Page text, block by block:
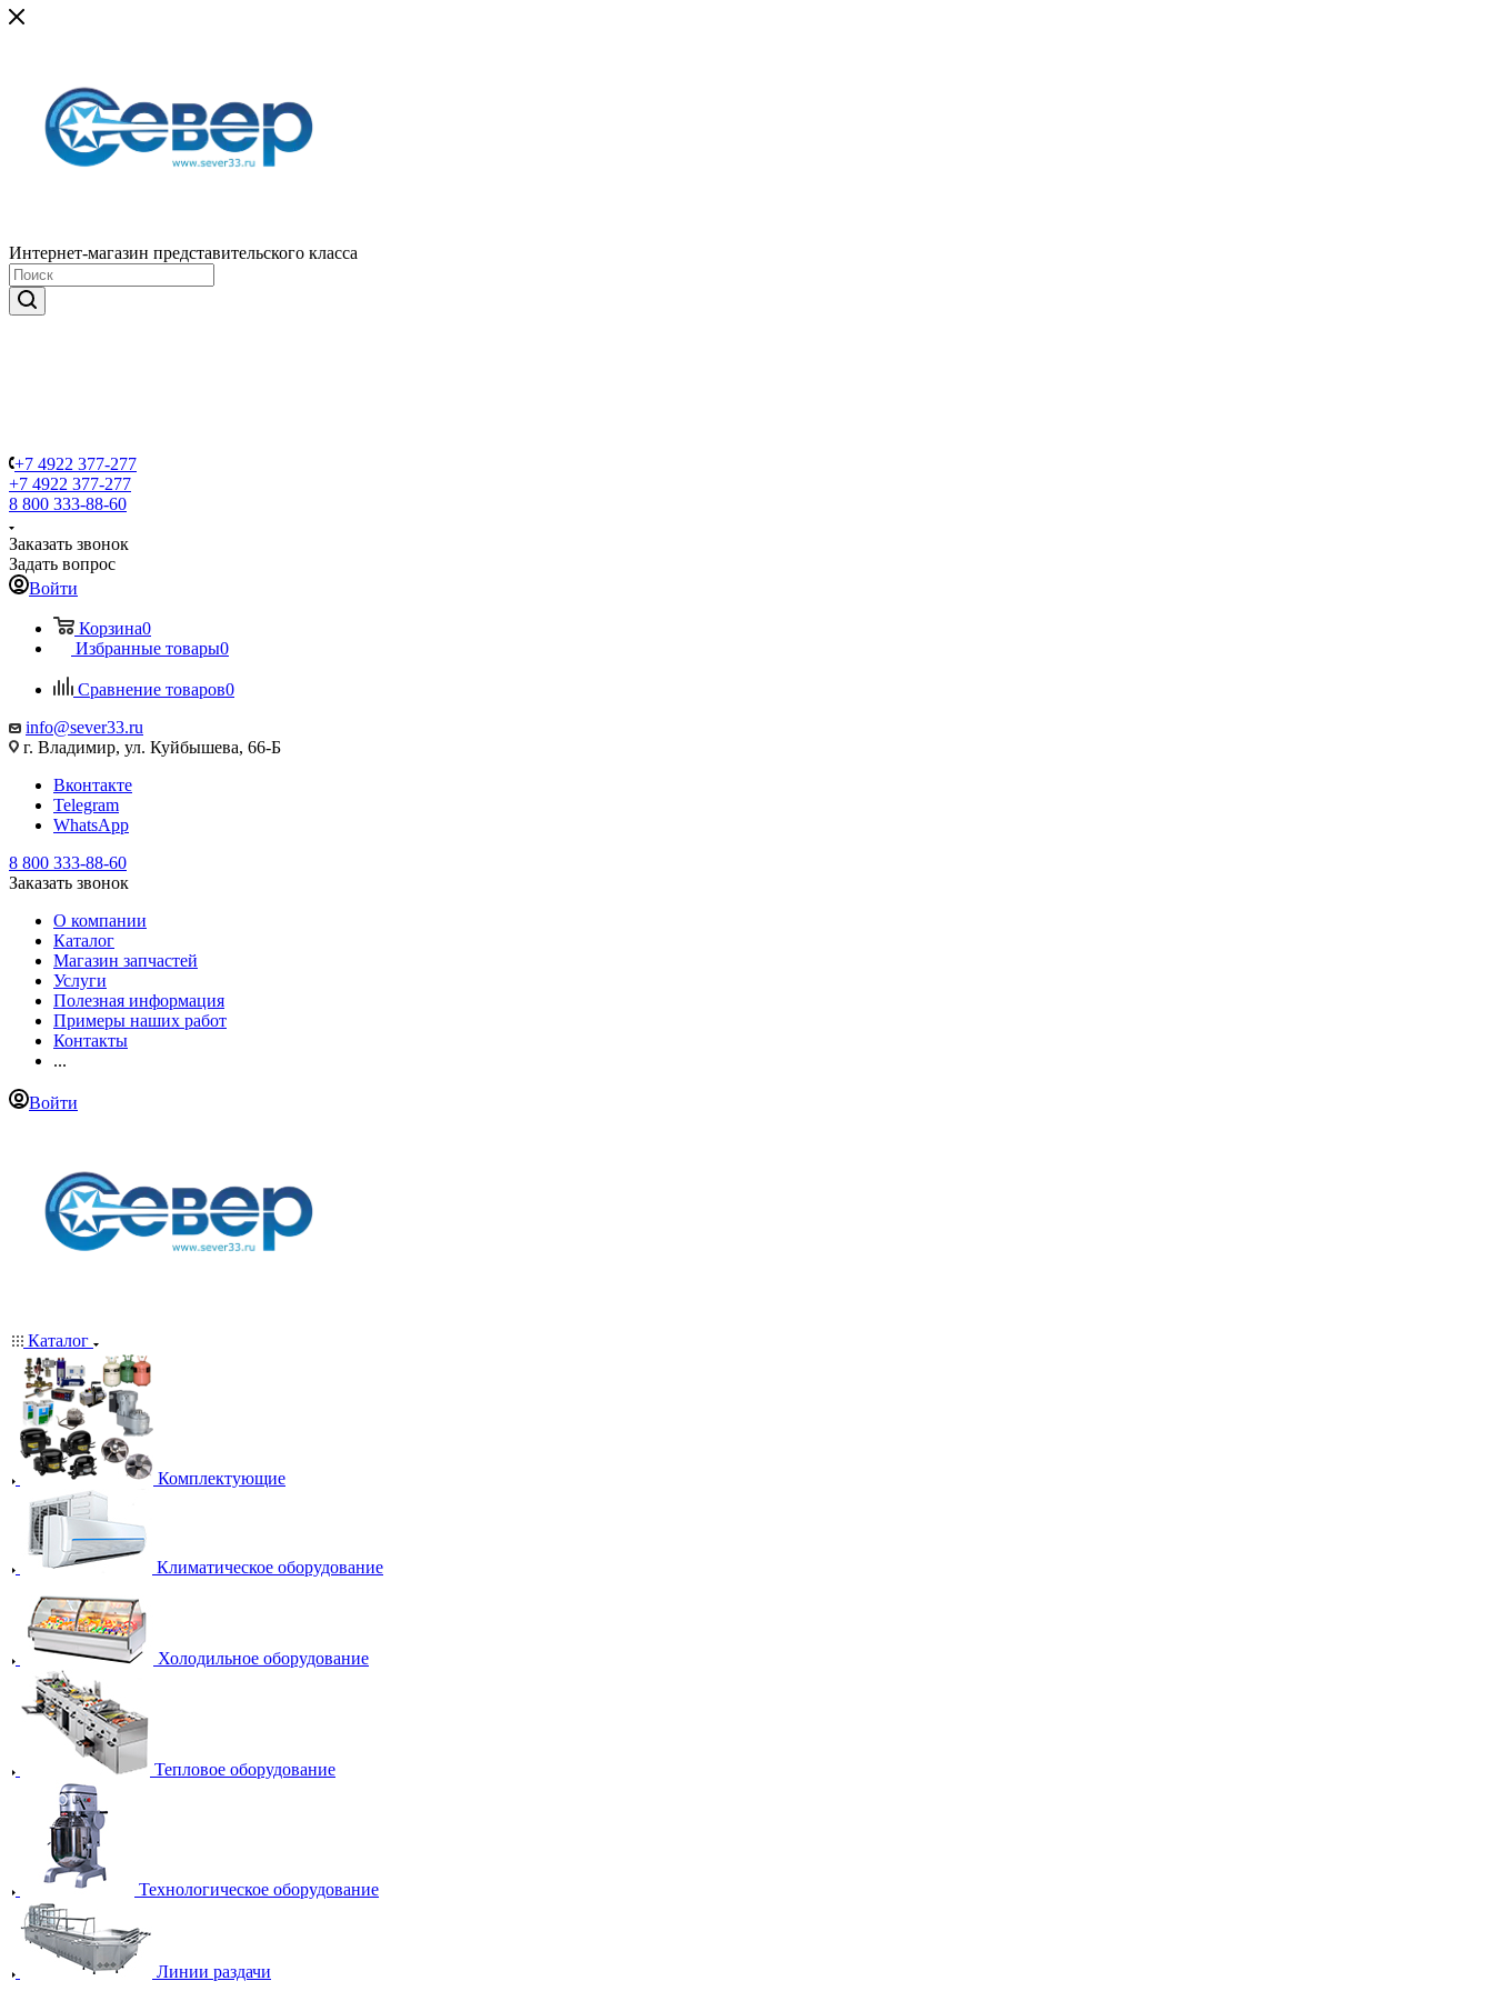
Интернет-магазин представительского класса
+7 4922 377-277
+7 4922 377-277
8 800 333-88-60
Заказать звонок
Задать вопрос
Войти
Корзина0
Избранные товары0
Сравнение товаров0
info@sever33.ru
г. Владимир, ул. Куйбышева, 66-Б
Вконтакте
Telegram
WhatsApp
8 800 333-88-60
Заказать звонок
О компании
Каталог
Магазин запчастей
Услуги
Полезная информация
Примеры наших работ
Контакты
...
Войти
Каталог
Комплектующие
Климатическое оборудование
Холодильное оборудование
Тепловое оборудование
Технологическое оборудование
Линии раздачи